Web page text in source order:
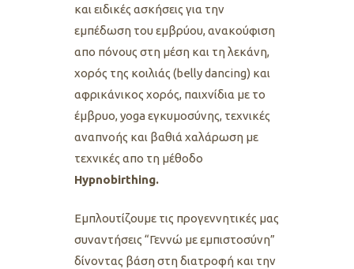
και ειδικές ασκήσεις για την
εμπέδωση του εμβρύου, ανακούφιση
απο πόνους στη μέση και τη λεκάνη,
χορός της κοιλιάς (belly dancing) και
αφρικάνικος χορός, παιχνίδια με το
έμβρυο, yoga εγκυμοσύνης, τεχνικές
αναπνοής και βαθιά χαλάρωση με
τεχνικές απο τη μέθοδο
Hypnobirthing.
Εμπλουτίζουμε τις προγεννητικές μας
συναντήσεις “Γεννώ με εμπιστοσύνη”
δίνοντας βάση στη διατροφή και την